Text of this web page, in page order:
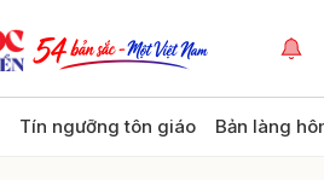
Tín ngưỡng tôn giáo Bản làng